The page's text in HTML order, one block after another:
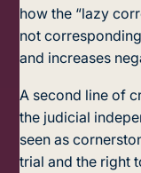
how the “lazy
not
and increases
A second line of
the judicial
seen as
trial and the right